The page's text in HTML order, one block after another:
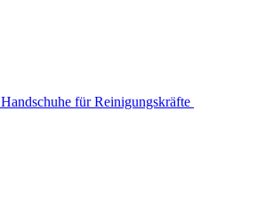
Handschuhe für Reinigungskräfte